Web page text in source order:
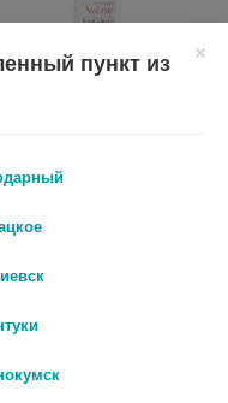
ВОСПОЛНЯЮЩИЙ
пункт из